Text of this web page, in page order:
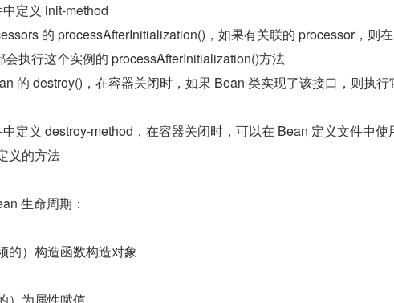
定义 init-method
的 processAfterInitialization()，如果有关联的 processor，则
会执行这个实例的 processAfterInitialization()方法
的 destroy()，在容器关闭时，如果 Bean 类实现了该接口，则执行
定义 destroy-method，在容器关闭时，可以在 Bean 定义文件中使
义的方法
生命周期：
的）构造函数构造对象